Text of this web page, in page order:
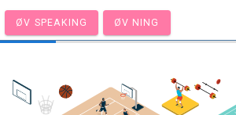
ØV SPEAKING ØV NING